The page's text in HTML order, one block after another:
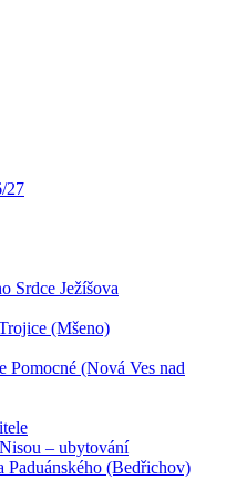
27
Srdce Ježíšova
(Mšeno)
Pomocné (Nová Ves nad
– ubytování
Paduánského (Bedřichov)